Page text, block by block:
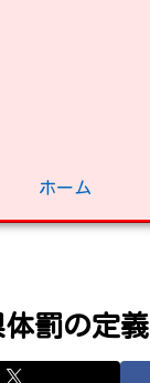
ホーム
罰の定義